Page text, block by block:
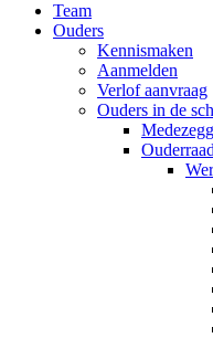
Team
Ouders
Kennismaken
Aanmelden
Verlof aanvraag
Ouders in de
Ouderraad